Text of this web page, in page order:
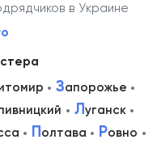
в Украине
Запорожье
Луганск
Полтава Ровно